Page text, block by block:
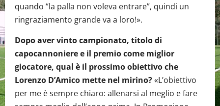
quando “la palla non voleva entrare”, quindi un
ringraziamento grande va a loro!».
Dopo aver vinto campionato, titolo di
capocannoniere e il premio come miglior
giocatore, qual è il prossimo obiettivo che
Lorenzo D’Amico mette nel mirino?«L’obiettivo
per me è sempre chiaro: allenarsi al meglio e fare